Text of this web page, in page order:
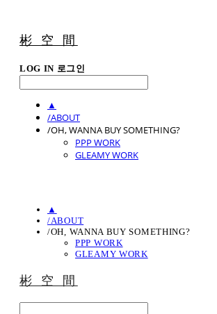
彬 空 間
LOG IN 로그인
▲
/ABOUT
/OH, WANNA BUY SOMETHING?
PPP WORK
GLEAMY WORK
▲
/ABOUT
/OH, WANNA BUY SOMETHING?
PPP WORK
GLEAMY WORK
彬 空 間